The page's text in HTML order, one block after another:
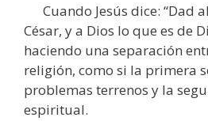
Cuando Jesús dice: “Dad
César, y a Dios lo que es de
haciendo una separación
religión, como si la primera
problemas terrenos y la
espiritual.